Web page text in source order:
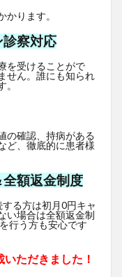
かります。
察対応
を受けることがで
せん。誰にも知られ
の確認、持病がある
ど、徹底的に患者様
額返金制度
る方は初月0円キャ
い場合は全額返金制
行う方も安心です
ただきました！